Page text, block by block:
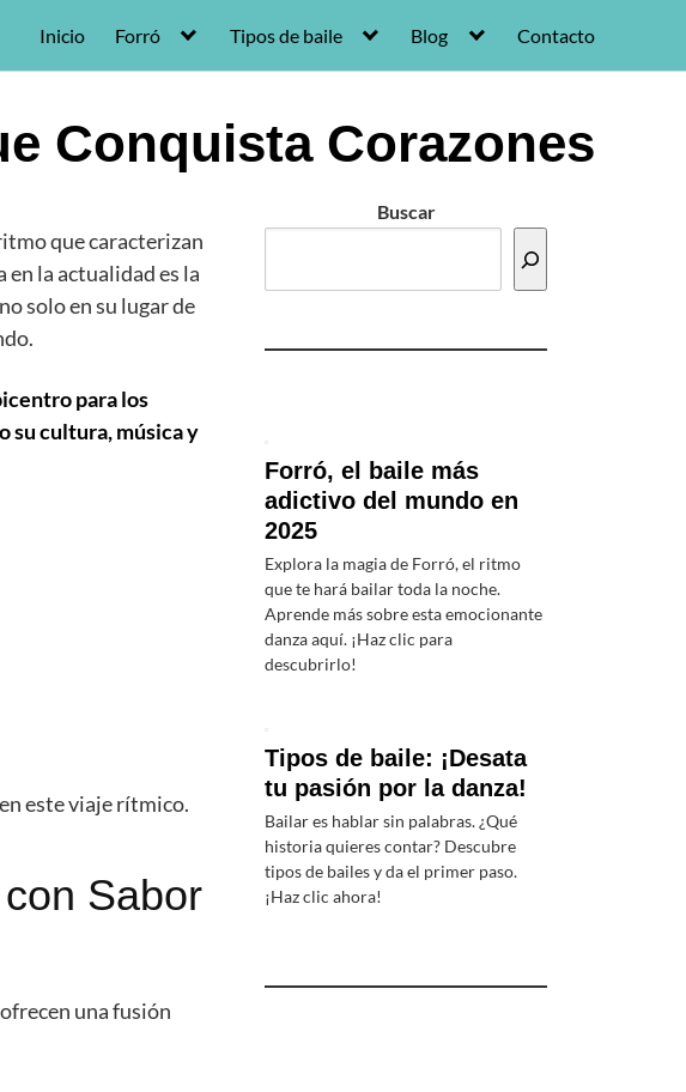
Inicio Forró Tipos de baile Blog Contacto
Conquista Corazones
que caracterizan
en la actualidad es la
solo en su lugar de
para los
su cultura, música y
este viaje rítmico.
Sabor
una fusión
Buscar
Forró, el baile más
adictivo del mundo en
2025
Explora la magia de Forró, el ritmo
que te hará bailar toda la noche.
Aprende más sobre esta emocionante
danza aquí. ¡Haz clic para
descubrirlo!
Tipos de baile: ¡Desata
tu pasión por la danza!
Bailar es hablar sin palabras. ¿Qué
historia quieres contar? Descubre
tipos de bailes y da el primer paso.
¡Haz clic ahora!